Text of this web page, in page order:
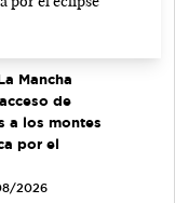
Mancha
de
a los montes
por el
2026